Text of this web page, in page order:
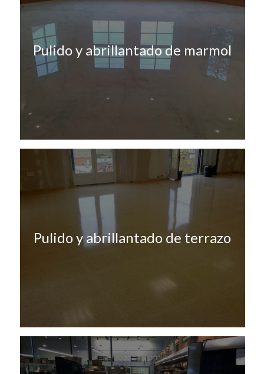
Pulido y abrillantado de marmol
Pulido y abrillantado de terrazo